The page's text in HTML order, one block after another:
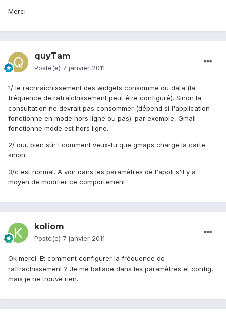
Merci
quyTam
Posté(e) 7 janvier 2011
1/ le rachraîchissement des widgets consomme du data (la
fréquence de rafraîchissement peut être configuré). Sinon la
consultation ne devrait pas consommer (dépend si l'application
fonctionne en mode hors ligne ou pas). par exemple, Gmail
fonctionne mode est hors ligne.
2/ oui, bien sûr ! comment veux-tu que gmaps charge la carte
sinon.
3/c'est normal. A voir dans les paramètres de l'appli s'il y a
moyen de modifier ce comportement.
koliom
Posté(e) 7 janvier 2011
Ok merci. Et comment configurer la fréquence de
raffrachissement ? Je me ballade dans les paramètres et config,
mais je ne trouve rien.